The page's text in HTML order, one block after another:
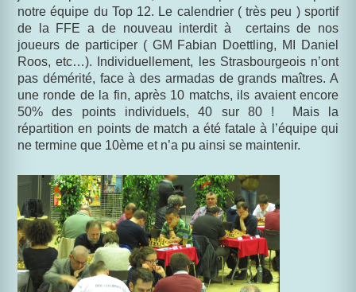
notre équipe du Top 12. Le calendrier ( très peu ) sportif
de la FFEa de nouveau interdit à
certains de nos
joueurs de participer ( GM Fabian Doettling, MI Daniel
Roos, etc…). Individuellement, les Strasbourgeois n’ont
pas démérité, face à des armadas de grands maîtres. A
une ronde de la fin, après 10 matchs, ils avaient encore
50% des points individuels, 40 sur 80 !
Mais la
répartition en points de match a été fatale à l’équipe qui
ne termine que 10ème et n’a pu ainsi se maintenir.